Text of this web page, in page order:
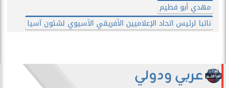
مهدي أبو فطيم
نائبا لرئيس اتحاد الإعلاميين الأفريقي الآسيوي لشئون آسيا
عربي ودولي